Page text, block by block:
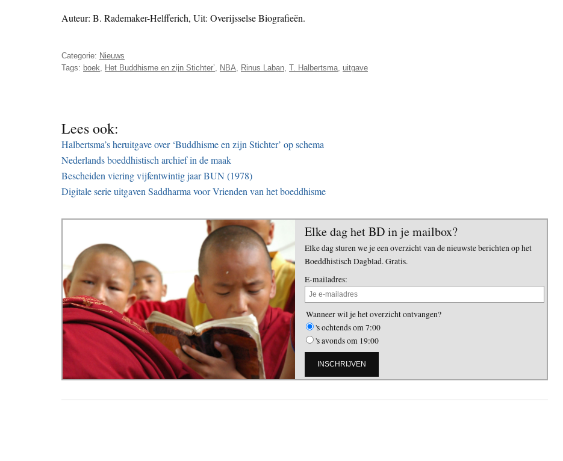
Auteur: B. Rademaker-Helfferich, Uit: Overijsselse Biografieën.
Categorie: Nieuws
Tags: boek, Het Buddhisme en zijn Stichter’, NBA, Rinus Laban, T. Halbertsma, uitgave
Lees ook:
Halbertsma’s heruitgave over ‘Buddhisme en zijn Stichter’ op schema
Nederlands boeddhistisch archief in de maak
Bescheiden viering vijfentwintig jaar BUN (1978)
Digitale serie uitgaven Saddharma voor Vrienden van het boeddhisme
Elke dag het BD in je mailbox?
Elke dag sturen we je een overzicht van de nieuwste berichten op het
Boeddhistisch Dagblad. Gratis.
E-mailadres:
Wanneer wil je het overzicht ontvangen?
's ochtends om 7:00
's avonds om 19:00